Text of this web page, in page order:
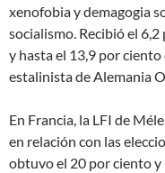
xenofobia y demagogia
socialismo. Recibió el
y hasta el 13,9 por
estalinista de Alemania
En Francia, la LFI de
en relación con las
obtuvo el 20 por ciento y